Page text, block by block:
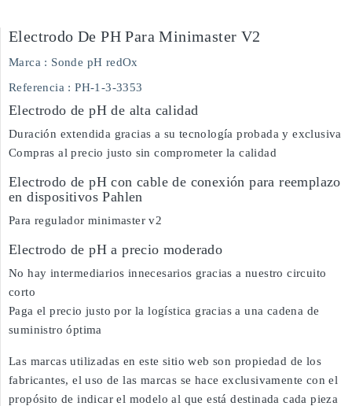
Electrodo De PH Para Minimaster V2
Marca : Sonde pH redOx
Referencia : PH-1-3-3353
Electrodo de pH de alta calidad
Duración extendida gracias a su tecnología probada y exclusiva
Compras al precio justo sin comprometer la calidad
Electrodo de pH con cable de conexión para reemplazo
en dispositivos Pahlen
Para regulador minimaster v2
Electrodo de pH a precio moderado
No hay intermediarios innecesarios gracias a nuestro circuito
corto
Paga el precio justo por la logística gracias a una cadena de
suministro óptima
Las marcas utilizadas en este sitio web son propiedad de los
fabricantes, el uso de las marcas se hace exclusivamente con el
propósito de indicar el modelo al que está destinada cada pieza